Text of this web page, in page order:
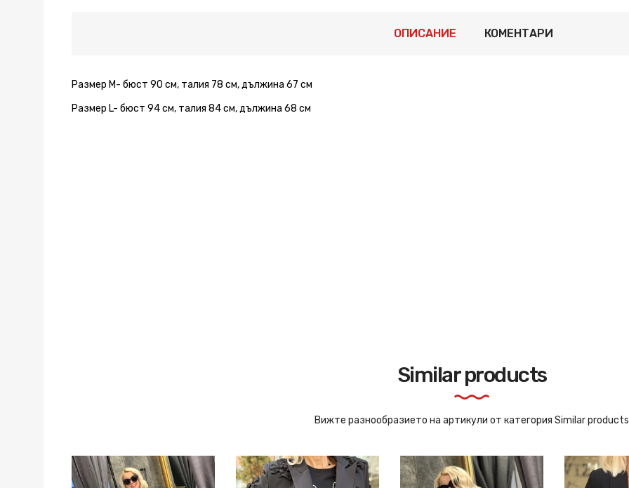
ОПИСАНИЕ КОМЕНТАРИ
Размер М- бюст 90 см, талия 78 см, дължина 67 см
Размер L- бюст 94 см, талия 84 см, дължина 68 см
Similar products
Вижте разнообразието на артикули от категория Similar products